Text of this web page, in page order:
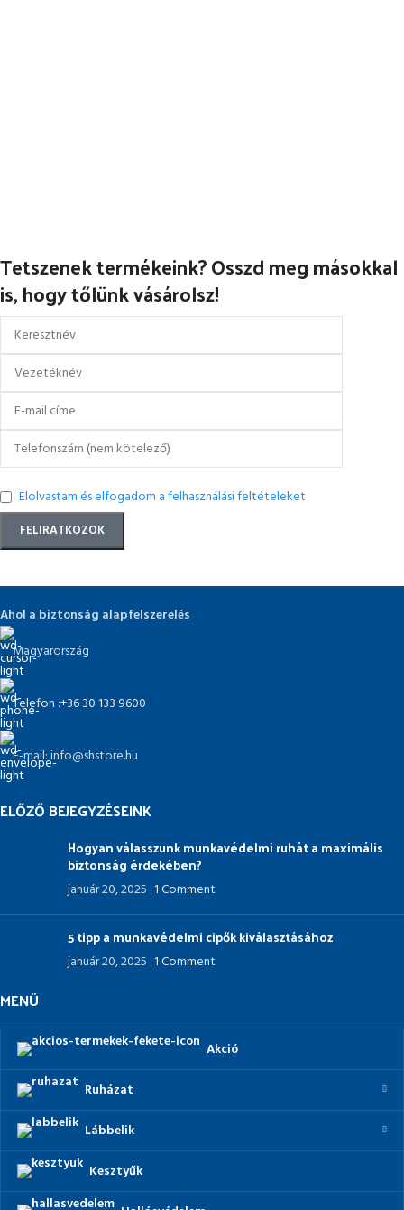
Tetszenek termékeink? Osszd meg másokkal
is, hogy tőlünk vásárolsz!
Elolvastam és elfogadom a felhasználási feltételeket
Ahol a biztonság alapfelszerelés
Magyarország
Telefon :+36 30 133 9600
E-mail: info@shstore.hu
ELŐZŐ BEJEGYZÉSEINK
Hogyan válasszunk munkavédelmi ruhát a maximális
biztonság érdekében?
január 20, 2025 1 Comment
5 tipp a munkavédelmi cipők kiválasztásához
január 20, 2025 1 Comment
MENÜ
Akció
Ruházat
Lábbelik
Kesztyűk